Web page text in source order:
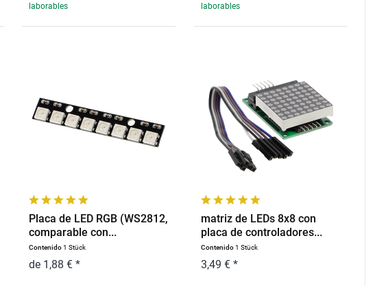
laborables
laborables
Placa de LED RGB (WS2812,
comparable con...
Contenido1 Stück
de 1,88 € *
matriz de LEDs 8x8 con
placa de controladores...
Contenido1 Stück
3,49 € *